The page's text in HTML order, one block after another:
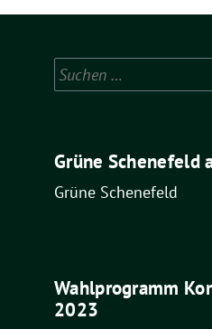
Suchen
nach:
Grüne Schenefeld
Grüne Schenefeld
Wahlprogramm
2023